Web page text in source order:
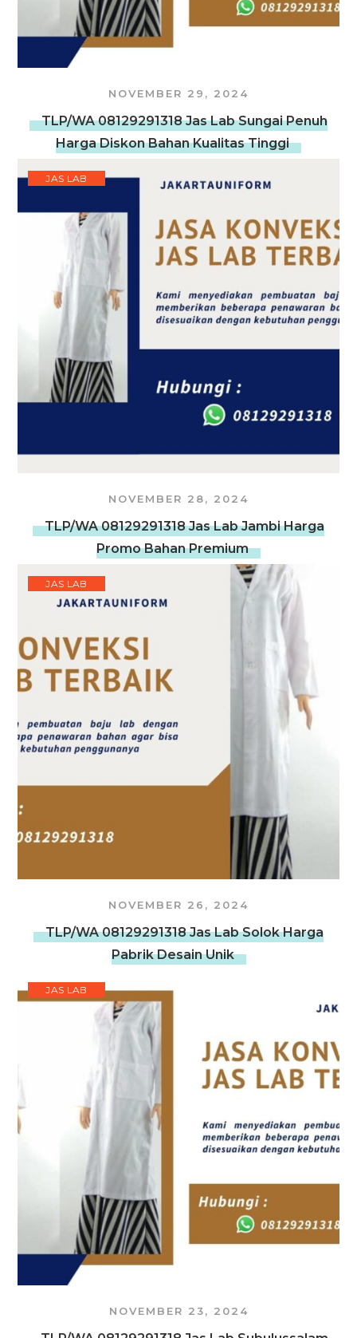
NOVEMBER 29, 2024
TLP/WA 08129291318 Jas Lab Sungai Penuh
Harga Diskon Bahan Kualitas Tinggi
JAS LAB
NOVEMBER 28, 2024
TLP/WA 08129291318 Jas Lab Jambi Harga
Promo Bahan Premium
JAS LAB
NOVEMBER 26, 2024
TLP/WA 08129291318 Jas Lab Solok Harga
Pabrik Desain Unik
JAS LAB
NOVEMBER 23, 2024